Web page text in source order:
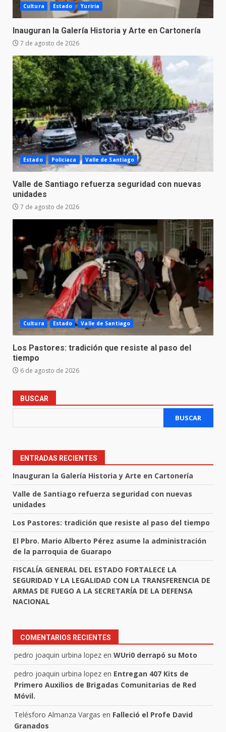
Cultura Estado Yuriria
Inauguran la Galería Historia y Arte en Cartonería
7 de agosto de 2026
Estado Policiaca Valle de Santiago
Valle de Santiago refuerza seguridad con nuevas
unidades
7 de agosto de 2026
Cultura Estado Valle de Santiago
Los Pastores: tradición que resiste al paso del
tiempo
6 de agosto de 2026
BUSCAR
BUSCAR
ENTRADAS RECIENTES
Inauguran la Galería Historia y Arte en Cartonería
Valle de Santiago refuerza seguridad con nuevas
unidades
Los Pastores: tradición que resiste al paso del tiempo
El Pbro. Mario Alberto Pérez asume la administración
de la parroquia de Guarapo
FISCALÍA GENERAL DEL ESTADO FORTALECE LA
SEGURIDAD Y LA LEGALIDAD CON LA TRANSFERENCIA DE
ARMAS DE FUEGO A LA SECRETARÍA DE LA DEFENSA
NACIONAL
COMENTARIOS RECIENTES
pedro joaquin urbina lopez en WUri0 derrapó su Moto
pedro joaquin urbina lopez en Entregan 407 Kits de
Primero Auxilios de Brigadas Comunitarias de Red
Móvil.
Telésforo Almanza Vargas en Falleció el Profe David
Granados